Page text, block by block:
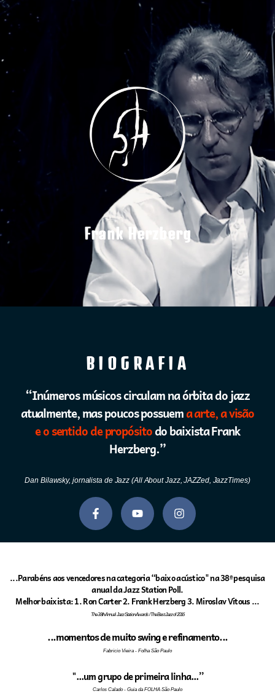
Frank Herzberg
BIOGRAFIA
“Inúmeros músicos circulam na órbita do jazz
atualmente, mas poucos possuema arte, a visão
e o sentido de propósitodo baixista Frank
Herzberg.”
Dan Bilawsky, jornalista de Jazz (All About Jazz, JAZZed, JazzTimes)
...Parabéns aos vencedores na categoria “baixo acústico" na 38ª pesquisa
anual da Jazz Station Poll.
Melhor baixista: 1. Ron Carter 2. Frank Herzberg 3. Miroslav Vitous ...
The 38th Annual Jazz Station Awards / The Best Jazz of 2016
...momentos de muito swing e refinamento...
Fabricio Vieira - Folha São Paulo
"...um grupo de primeira linha...”
Carlos Calado - Guia da FOLHA São Paulo